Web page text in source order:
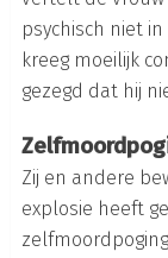
psychisch niet
kreeg moeilijk
gezegd dat hij
Zij en andere
explosie heeft